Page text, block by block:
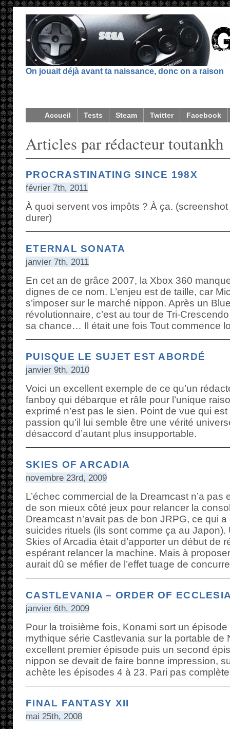
On jouait déjà avant ta naissance, donc on a raison
Accueil Tests Steam Twitter Facebook
Articles par rédacteur toutankh
PROCRASTINATING SINCE 198X
février 7th, 2011
À quoi servent vos impôts ? À ça.
durer)
ETERNAL SONATA
janvier 7th, 2011
En cet an de grâce 2007, la Xbox 360
dignes de ce nom. L’enjeu est de taille, car
s’imposer sur le marché nippon. Après un
révolutionnaire, c’est au tour de Tri-
sa chance… Il était une fois Tout commence
PUISQUE LE SUJET EST ABORDÉ
janvier 9th, 2010
Voici un excellent exemple de ce qu’un
fanboy qui débarque et râle pour l’unique
exprimé n’est pas le sien. Point de vue qui
passion qu’il lui semble être une vérité
désaccord d’autant plus insupportable.
SKIES OF ARCADIA
novembre 23rd, 2009
L’échec commercial de la Dreamcast n’a
de son mieux côté jeux pour relancer la
Dreamcast n’avait pas de bon JRPG, ce qui
suicides rituels (ils sont comme ça au Japon).
Skies of Arcadia était d’apporter un début de
espérant relancer la machine. Mais à
aurait dû se méfier de l’effet tuage de
CASTLEVANIA – ORDER OF
janvier 6th, 2009
Pour la troisième fois, Konami sort un
mythique série Castlevania sur la portable de
excellent premier épisode puis un second
nippon se devait de faire bonne impression,
achète les épisodes 4 à 23. Pari pas
FINAL FANTASY XII
mai 25th, 2008